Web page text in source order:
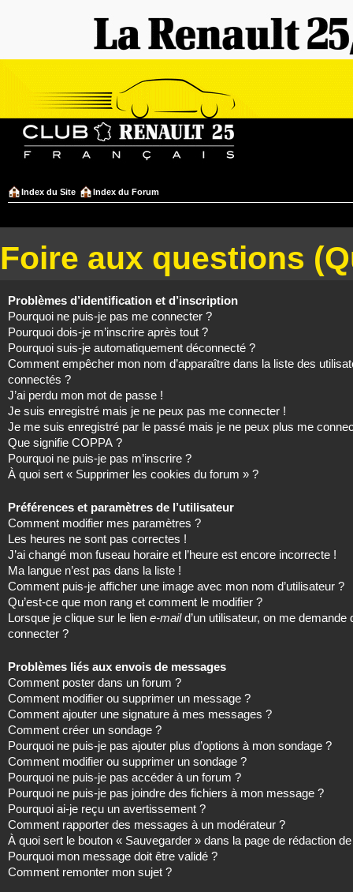
Index du Site Index du Forum
Foire aux questions
Problèmes d’identification et d’inscription
Pourquoi ne puis-je pas me connecter ?
Pourquoi dois-je m’inscrire après tout ?
Pourquoi suis-je automatiquement déconnecté ?
Comment empêcher mon nom d’apparaître dans la liste des
connectés ?
J’ai perdu mon mot de passe !
Je suis enregistré mais je ne peux pas me connecter !
Je me suis enregistré par le passé mais je ne peux plus me
Que signifie COPPA ?
Pourquoi ne puis-je pas m’inscrire ?
À quoi sert « Supprimer les cookies du forum » ?
Préférences et paramètres de l’utilisateur
Comment modifier mes paramètres ?
Les heures ne sont pas correctes !
J’ai changé mon fuseau horaire et l’heure est encore incorrecte !
Ma langue n’est pas dans la liste !
Comment puis-je afficher une image avec mon nom d’utilisateur ?
Qu’est-ce que mon rang et comment le modifier ?
Lorsque je clique sur le lien e-maild’un utilisateur, on me demande
connecter ?
Problèmes liés aux envois de messages
Comment poster dans un forum ?
Comment modifier ou supprimer un message ?
Comment ajouter une signature à mes messages ?
Comment créer un sondage ?
Pourquoi ne puis-je pas ajouter plus d’options à mon sondage ?
Comment modifier ou supprimer un sondage ?
Pourquoi ne puis-je pas accéder à un forum ?
Pourquoi ne puis-je pas joindre des fichiers à mon message ?
Pourquoi ai-je reçu un avertissement ?
Comment rapporter des messages à un modérateur ?
À quoi sert le bouton « Sauvegarder » dans la page de rédaction
Pourquoi mon message doit être validé ?
Comment remonter mon sujet ?